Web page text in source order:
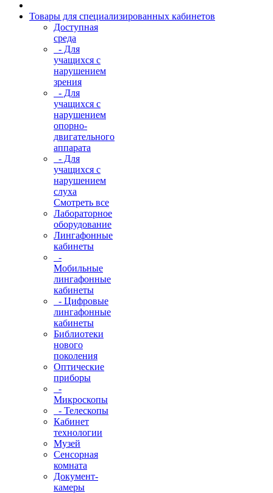
Товары для специализированных кабинетов
Доступная
среда
- Для
учащихся с
нарушением
зрения
- Для
учащихся с
нарушением
опорно-
двигательного
аппарата
- Для
учащихся с
нарушением
слуха
Смотреть все
Лабораторное
оборудование
Лингафонные
кабинеты
-
Мобильные
лингафонные
кабинеты
- Цифровые
лингафонные
кабинеты
Библиотеки
нового
поколения
Оптические
приборы
-
Микроскопы
- Телескопы
Кабинет
технологии
Музей
Сенсорная
комната
Документ-
камеры